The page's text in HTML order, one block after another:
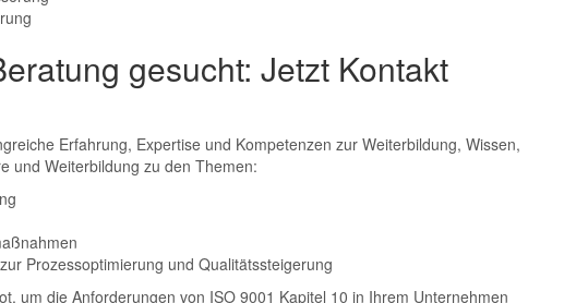
gesucht: Jetzt Kontakt
Erfahrung, Expertise und Kompetenzen zur Weiterbildung, Wissen,
und Weiterbildung zu den Themen:
Prozessoptimierung und Qualitätssteigerung
um die Anforderungen von ISO 9001 Kapitel 10 in Ihrem Unternehmen